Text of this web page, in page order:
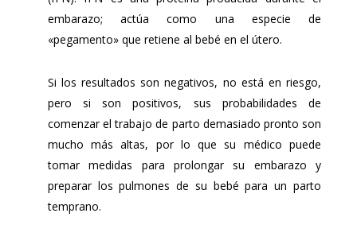
embarazo; actúa como una especie de
«pegamento» que retiene al bebé en el útero.
Si los resultados son negativos, no está en riesgo,
pero si son positivos, sus probabilidades de
comenzar el trabajo de parto demasiado pronto son
mucho más altas, por lo que su médico puede
tomar medidas para prolongar su embarazo y
preparar los pulmones de su bebé para un parto
temprano.